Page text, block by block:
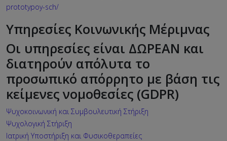
prototypoy-sch/
Υπηρεσίες Κοινωνικής Μέριμνας
Οι υπηρεσίες είναι ΔΩΡΕΑΝ και
διατηρούν απόλυτα το
προσωπικό απόρρητο με βάση τις
κείμενες νομοθεσίες (GDPR)
Ψυχοκοινωνική και Συμβουλευτική Στήριξη
Ψυχολογική Στήριξη
Ιατρική Υποστήριξη και Φυσικοθεραπείες